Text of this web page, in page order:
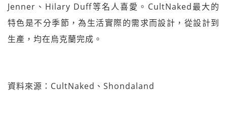
Jenner、Hilary Duff等名人喜愛。CultNaked最大的
特色是不分季節，為生活實際的需求而設計，從設計到
生產，均在烏克蘭完成。
資料來源：CultNaked、Shondaland